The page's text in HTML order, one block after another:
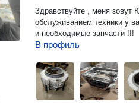
Здравствуйте , меня
обслуживанием техники у
и необходимые запчасти !!!
В профиль